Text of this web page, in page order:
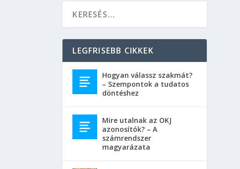
LEGFRISEBB CIKKEK
Hogyan válassz szakmát?
– Szempontok a tudatos
döntéshez
Mire utalnak az OKJ
azonosítók? – A
számrendszer
magyarázata